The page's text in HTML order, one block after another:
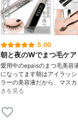
5.00
朝と夜のWでまつ毛ケア
愛用中のepaisのまつ毛美容
になってます朝はアイラッ
ラーの美容液だから、マス
きを見る